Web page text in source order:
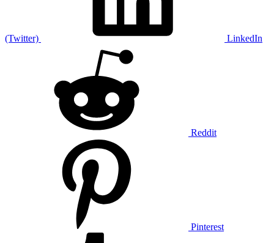
(Twitter) LinkedIn
Reddit
Pinterest